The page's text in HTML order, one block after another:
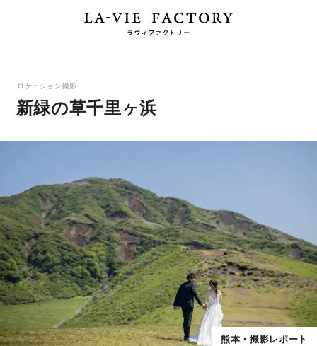
ロケーション撮影
新緑の草千里ヶ浜
熊本・撮影レポート